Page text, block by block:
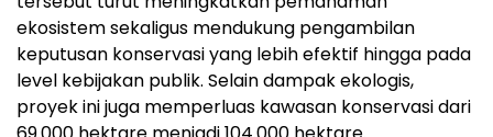
ekosistem sekaligus mendukung pengambilan
keputusan konservasi yang lebih efektif hingga pada
level kebijakan publik. Selain dampak ekologis,
proyek ini juga memperluas kawasan konservasi dari